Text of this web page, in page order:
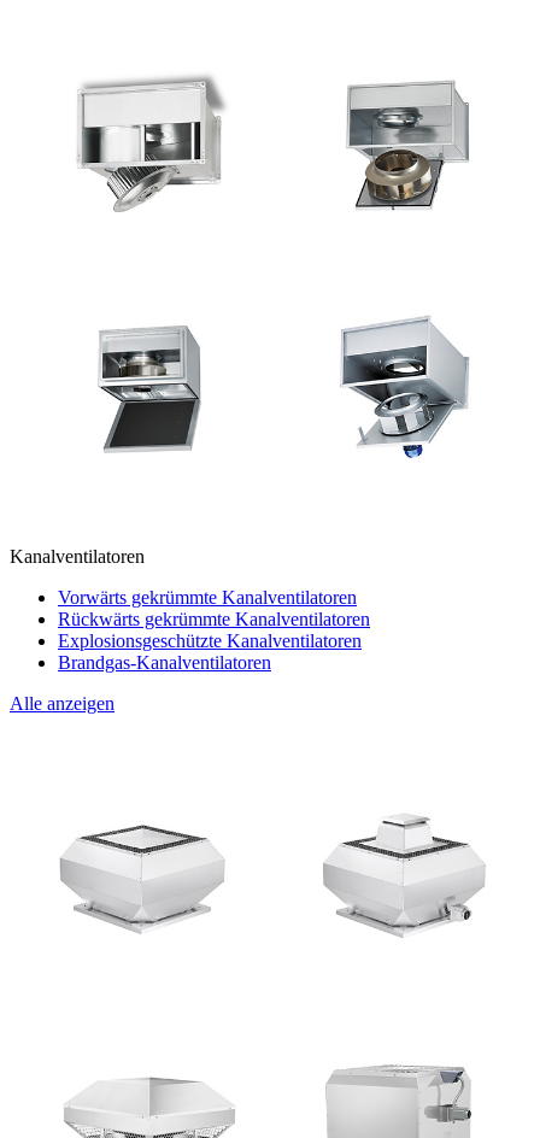
Kanalventilatoren
Vorwärts gekrümmte Kanalventilatoren
Rückwärts gekrümmte Kanalventilatoren
Explosionsgeschützte Kanalventilatoren
Brandgas-Kanalventilatoren
Alle anzeigen